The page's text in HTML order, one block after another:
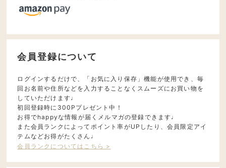
会員登録について
ログインするだけで、「お気に入り保存」機能が使用でき、毎
回お名前や住所などを入力することなくスムーズにお買い物を
していただけます♩
初回登録時に300Pプレゼント中！
お得でhappyな情報が届くメルマガの登録できます♩
また会員ランクによってポイント率がUPしたり、会員限定アイ
テムなどお得がたくさん♩
会員ランクについてはこちら >